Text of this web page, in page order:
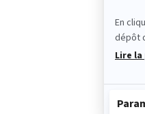
En
dépôt
Lire